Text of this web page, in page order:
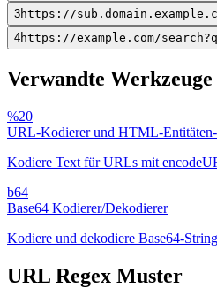
3https://
4https://example.com/
Verwandte Werkzeuge
%20
URL-Kodierer und HTML-
Kodiere Text für URLs mit
b64
Base64 Kodierer/Dekodierer
Kodiere und dekodiere Base64-
URL Regex Muster